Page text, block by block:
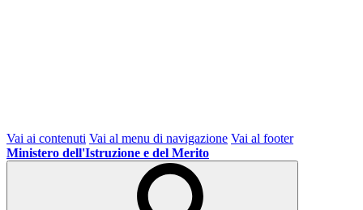
Vai ai contenuti Vai al menu di navigazione Vai al footer
Ministero dell'Istruzione e del Merito